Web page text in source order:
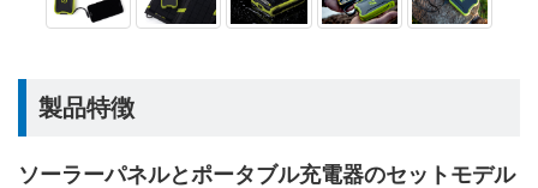
製品特徴
ソーラーパネルとポータブル充電器のセットモデル